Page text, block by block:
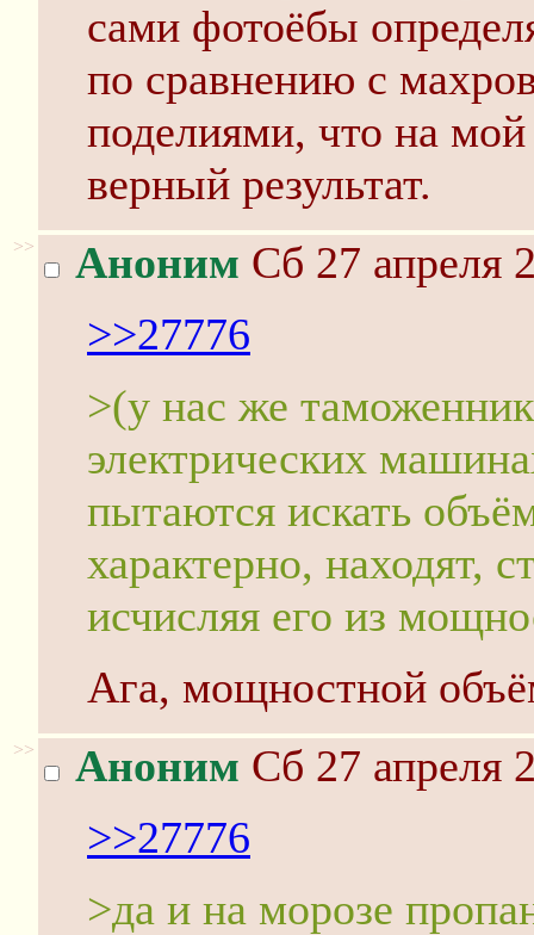
сами фотоёбы
по сравнению с
поделиями, что на
верный результат.
>> Аноним Сб 27 апреля
>>27776
>(у нас же
электрических
пытаются искать
характерно, находят,
исчисляя его из
Ага, мощностной
>> Аноним Сб 27 апреля
>>27776
>да и на морозе